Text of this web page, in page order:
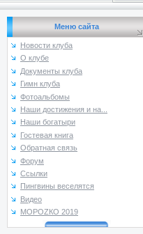
Меню сайта
Новости клуба
О клубе
Документы клуба
Гимн клуба
Фотоальбомы
Наши достижения и на...
Наши богатыри
Гостевая книга
Обратная связь
Форум
Ссылки
Пингвины веселятся
Видео
МОРОZКО 2019